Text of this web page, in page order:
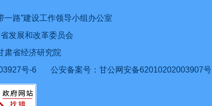
一路”建设工作领导小组办公室
发展和改革委员会
肃省经济研究院
号-6 公安备案号：甘公网安备62010202003907号